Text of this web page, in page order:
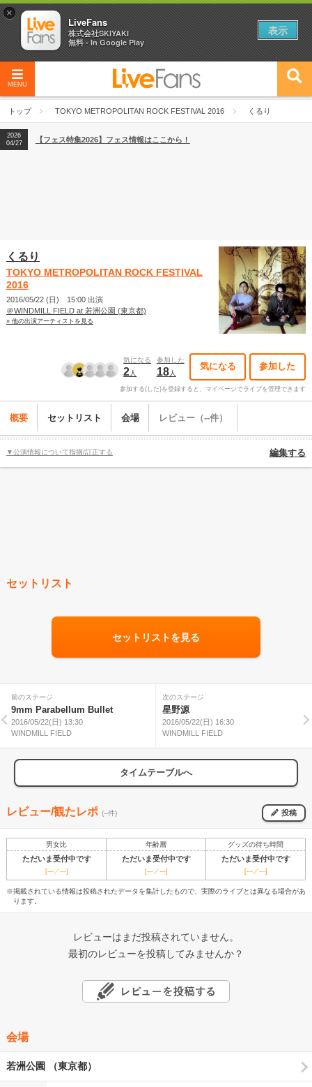
MENU
トップ TOKYO METROPOLITAN ROCK FESTIVAL 2016 くるり
2026
04/27
2026
【ライブ動員ランキング】2026年上半期編発表！
2026
04/27
【フェス特集2026】フェス情報はここから！
くるり
TOKYO METROPOLITAN ROCK FESTIVAL
2016
2016/05/22 (日) 15:00 出演
＠WINDMILL FIELD at 若洲公園 (東京都)
» 他の出演アーティストを見る
気になる
2人
参加した
18人
気になる 参加した
参加する(した)を登録すると、マイページでライブを管理できます
概要 セットリスト 会場 レビュー（--件）
▼公演情報について指摘/訂正する 編集する
セットリスト
セットリストを見る
前のステージ
9mm Parabellum Bullet
2016/05/22(日) 13:30
WINDMILL FIELD
次のステージ
星野源
2016/05/22(日) 16:30
WINDMILL FIELD
タイムテーブルへ
レビュー/観たレポ (--件) 投稿
男女比 年齢層 グッズの待ち時間
ただいま受付中です ただいま受付中です ただいま受付中です
[---／---] [---／---] [---／---]
※掲載されている情報は投稿されたデータを集計したもので、実際のライブとは異なる場合があ
ります。
レビューはまだ投稿されていません。
最初のレビューを投稿してみませんか？
会場
若洲公園 （東京都）
×
LiveFans
株式会社SKIYAKI
無料 - In Google Play
表示